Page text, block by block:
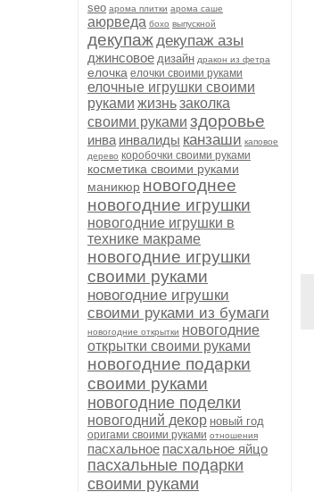
seo арома плитки арома саше
аюрведа бохо выпускной
декупаждекупаж азы
джинсовое дизайн дракон из фетра
елочка елочки своими руками
елочные игрушки своими
руками жизньзаколка
своими руками здоровье
инва инвалиды канзаши каповое
дерево коробочки своими руками
косметика своими руками
маникюр новогоднее
новогодние игрушки
новогодние игрушки в
технике макраме
новогодние игрушки
своими руками
новогодние игрушки
своими руками из бумаги
новогодние открытки новогодние
открытки своими руками
новогодние подарки
своими руками
новогодние поделки
новогодний декор новый год
оригами своими руками отношения
пасхальное пасхальное яйцо
пасхальные подарки
своими руками